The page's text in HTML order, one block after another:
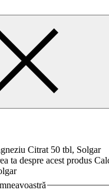
Citrat 50 tbl, Solgar
ta despre acest produs